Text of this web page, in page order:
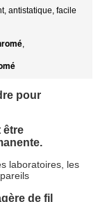
antistatique, facile
,
pour
être
laboratoires, les
de fil